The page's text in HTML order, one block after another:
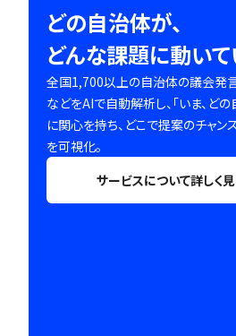
どの自治体が、
どんな課題に動い
全国1,700以上の自治体の議会発
などをAIで自動解析し、「いま、ど
に関心を持ち、どこで提案のチャン
を可視化。
サービスについて詳しく